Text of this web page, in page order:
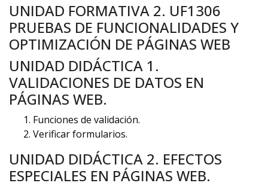
UNIDAD FORMATIVA 2. UF1306
PRUEBAS DE FUNCIONALIDADES Y
OPTIMIZACIÓN DE PÁGINAS WEB
UNIDAD DIDÁCTICA 1.
VALIDACIONES DE DATOS EN
PÁGINAS WEB.
Funciones de validación.
Verificar formularios.
UNIDAD DIDÁCTICA 2. EFECTOS
ESPECIALES EN PÁGINAS WEB.